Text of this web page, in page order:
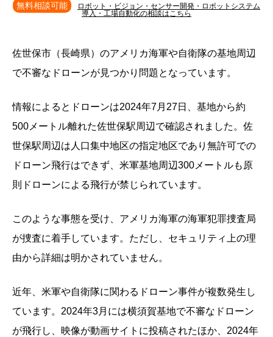
無料相談可能
ロボット・ビジョン・センサー開発・ロボットシステム
導入・工場自動化の相談はこちら
佐世保市（長崎県）のアメリカ海軍や自衛隊の基地周辺
で不審なドローンが見つかり問題となっています。
情報によるとドローンは2024年7月27日、基地から約
500メートル離れた佐世保駅周辺で確認されました。佐
世保駅周辺は人口集中地区の指定地区であり無許可での
ドローン飛行はできず、米軍基地周辺300メートルも原
則ドローンによる飛行が禁じられています。
このような事態を受け、アメリカ海軍の海軍犯罪捜査局
が捜査に着手しています。ただし、セキュリティ上の理
由から詳細は明かされていません。
近年、米軍や自衛隊に関わるドローン事件が複数発生し
ています。2024年3月には横須賀基地で不審なドローン
が飛行し、映像が動画サイトに投稿されたほか、2024年